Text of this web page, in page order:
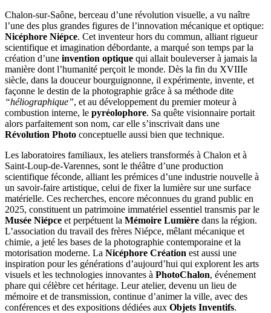
Chalon-sur-Saône, berceau d’une révolution visuelle, a vu naître
l’une des plus grandes figures de l’innovation mécanique et optique:
Nicéphore Niépce. Cet inventeur hors du commun, alliant rigueur
scientifique et imagination débordante, a marqué son temps par la
création d’une invention optique qui allait bouleverser à jamais la
manière dont l’humanité perçoit le monde. Dès la fin du XVIIIe
siècle, dans la douceur bourguignonne, il expérimente, invente, et
façonne le destin de la photographie grâce à sa méthode dite
“héliographique”, et au développement du premier moteur à
combustion interne, le pyréolophore. Sa quête visionnaire portait
alors parfaitement son nom, car elle s’inscrivait dans une
Révolution Photo conceptuelle aussi bien que technique.
Les laboratoires familiaux, les ateliers transformés à Chalon et à
Saint-Loup-de-Varennes, sont le théâtre d’une production
scientifique féconde, alliant les prémices d’une industrie nouvelle à
un savoir-faire artistique, celui de fixer la lumière sur une surface
matérielle. Ces recherches, encore méconnues du grand public en
2025, constituent un patrimoine immatériel essentiel transmis par le
Musée Niépce et perpétuent la Mémoire Lumière dans la région.
L’association du travail des frères Niépce, mêlant mécanique et
chimie, a jeté les bases de la photographie contemporaine et la
motorisation moderne. La Nicéphore Création est aussi une
inspiration pour les générations d’aujourd’hui qui explorent les arts
visuels et les technologies innovantes à PhotoChalon, événement
phare qui célèbre cet héritage. Leur atelier, devenu un lieu de
mémoire et de transmission, continue d’animer la ville, avec des
conférences et des expositions dédiées aux Objets Inventifs.